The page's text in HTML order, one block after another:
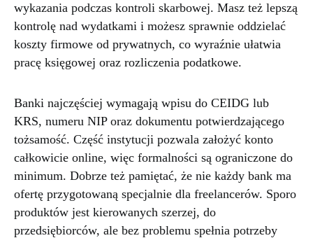
wykazania podczas kontroli skarbowej. Masz też lepszą
kontrolę nad wydatkami i możesz sprawnie oddzielać
koszty firmowe od prywatnych, co wyraźnie ułatwia
pracę księgowej oraz rozliczenia podatkowe.
Banki najczęściej wymagają wpisu do CEIDG lub
KRS, numeru NIP oraz dokumentu potwierdzającego
tożsamość. Część instytucji pozwala założyć konto
całkowicie online, więc formalności są ograniczone do
minimum. Dobrze też pamiętać, że nie każdy bank ma
ofertę przygotowaną specjalnie dla freelancerów. Sporo
produktów jest kierowanych szerzej, do
przedsiębiorców, ale bez problemu spełnia potrzeby